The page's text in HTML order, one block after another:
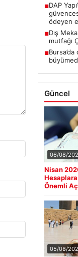
■DAP
ödeyen
■Dış
mutfağı
■Bursa’da
Güncel
06/08/
Nisan
Hesaplara
Önemli
05/08/